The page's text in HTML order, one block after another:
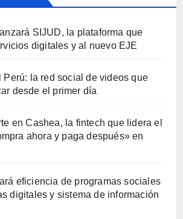
SIJUD, la plataforma que
digitales y al nuevo EJE
la red social de videos que
desde el primer día
en Cashea, la fintech que lidera el
ahora y paga después» en
eficiencia de programas sociales
digitales y sistema de información